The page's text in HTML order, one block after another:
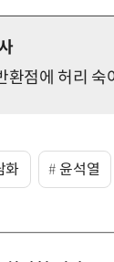
환점에 허리 숙
화 윤석열